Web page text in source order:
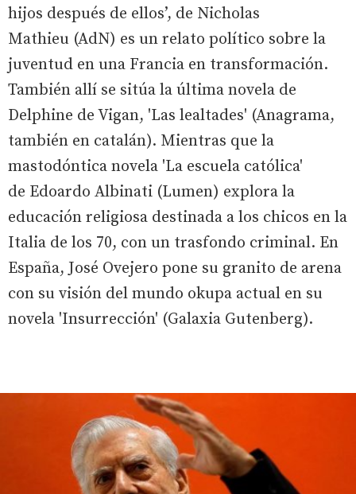
hijos después de ellos’, de Nicholas
Mathieu (AdN) es un relato político sobre la
juventud en una Francia en transformación.
También allí se sitúa la última novela de
Delphine de Vigan, 'Las lealtades' (Anagrama,
también en catalán). Mientras que la
mastodóntica novela 'La escuela católica'
de Edoardo Albinati (Lumen) explora la
educación religiosa destinada a los chicos en la
Italia de los 70, con un trasfondo criminal. En
España, José Ovejero pone su granito de arena
con su visión del mundo okupa actual en su
novela 'Insurrección' (Galaxia Gutenberg).